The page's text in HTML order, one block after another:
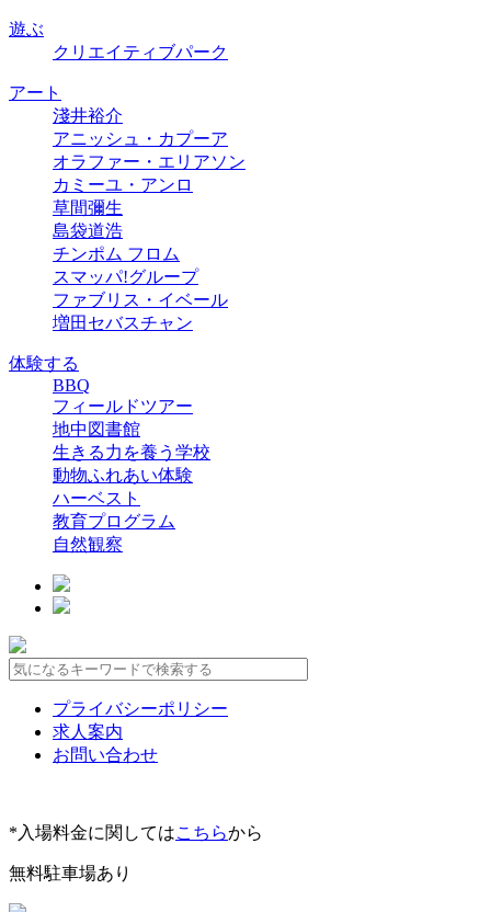
遊ぶ
クリエイティブパーク
アート
淺井裕介
アニッシュ・カプーア
オラファー・エリアソン
カミーユ・アンロ
草間彌生
島袋道浩
チンポム フロム
スマッパ!グループ
ファブリス・イベール
増田セバスチャン
体験する
BBQ
フィールドツアー
地中図書館
生きる力を養う学校
動物ふれあい体験
ハーベスト
教育プログラム
自然観察
プライバシーポリシー
求人案内
お問い合わせ
*入場料金に関してはこちらから
無料駐車場あり